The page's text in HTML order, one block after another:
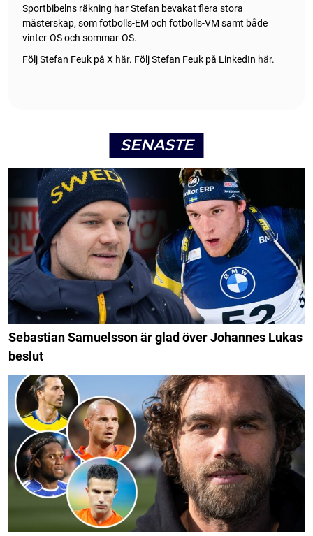
Sportbibelns räkning har Stefan bevakat flera stora
mästerskap, som fotbolls-EM och fotbolls-VM samt både
vinter-OS och sommar-OS.
Följ Stefan Feuk på X här. Följ Stefan Feuk på LinkedIn här.
SENASTE
Sebastian Samuelsson är glad över Johannes Lukas
beslut